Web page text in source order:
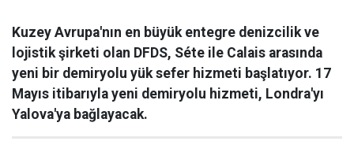
Kuzey Avrupa'nın en büyük entegre denizcilik ve
lojistik şirketi olan DFDS, Séte ile Calais arasında
yeni bir demiryolu yük sefer hizmeti başlatıyor. 17
Mayıs itibarıyla yeni demiryolu hizmeti, Londra'yı
Yalova'ya bağlayacak.